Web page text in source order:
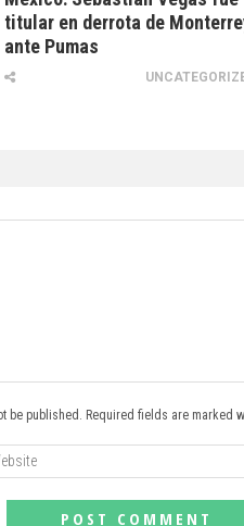
titular en derrota de
ante Pumas
be published. Required fields are marked